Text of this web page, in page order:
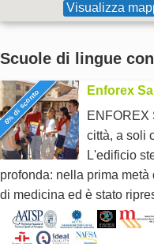
Visualizza
Scuole di lingue
6% di sconto
Enforex
ENFOREX
città, a soli
L'edificio
profonda: nella prima
di medicina ed è stato